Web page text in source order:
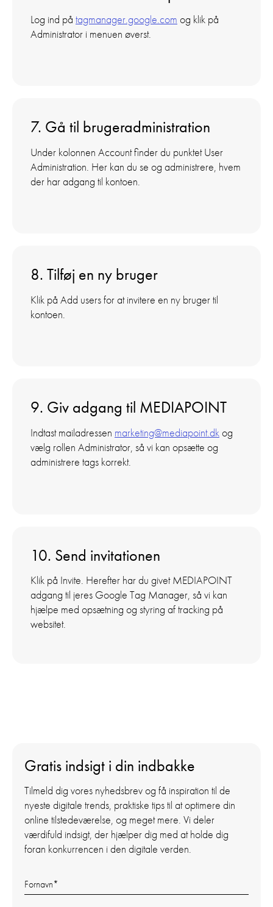
Log ind på tagmanager.google.com og klik på
Administrator i menuen øverst.
7. Gå til brugeradministration
Under kolonnen Account finder du punktet User
Administration. Her kan du se og administrere, hvem
der har adgang til kontoen.
8. Tilføj en ny bruger
Klik på Add users for at invitere en ny bruger til
kontoen.
9. Giv adgang til MEDIAPOINT
Indtast mailadressen marketing@mediapoint.dkog
vælg rollen Administrator, så vi kan opsætte og
administrere tags korrekt.
10. Send invitationen
Klik på Invite. Herefter har du givet MEDIAPOINT
adgang til jeres Google Tag Manager, så vi kan
hjælpe med opsætning og styring af tracking på
websitet.
Gratis indsigt i din indbakke
Tilmeld dig vores nyhedsbrev og få inspiration til de
nyeste digitale trends, praktiske tips til at optimere din
online tilstedeværelse, og meget mere. Vi deler
værdifuld indsigt, der hjælper dig med at holde dig
foran konkurrencen i den digitale verden.
Fornavn*